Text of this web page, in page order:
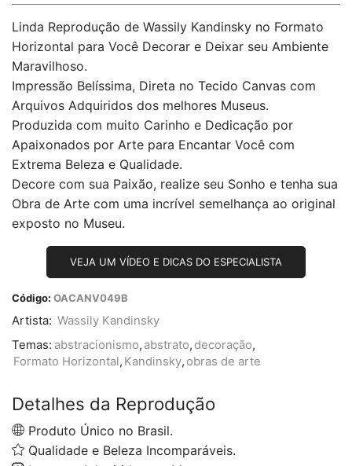
Linda Reprodução de Wassily Kandinsky no Formato
Horizontal para Você Decorar e Deixar seu Ambiente
Maravilhoso.
Impressão Belíssima, Direta no Tecido Canvas com
Arquivos Adquiridos dos melhores Museus.
Produzida com muito Carinho e Dedicação por
Apaixonados por Arte para Encantar Você com
Extrema Beleza e Qualidade.
Decore com sua Paixão, realize seu Sonho e tenha sua
Obra de Arte com uma incrível semelhança ao original
exposto no Museu.
VEJA UM VÍDEO E DICAS DO ESPECIALISTA
Código: OACANV049B
Artista: Wassily Kandinsky
Temas: abstracionismo, abstrato, decoração,
Formato Horizontal, Kandinsky, obras de arte
Detalhes da Reprodução
Produto Único no Brasil.
Qualidade e Beleza Incomparáveis.